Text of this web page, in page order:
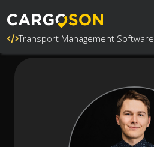
Transport Management Software